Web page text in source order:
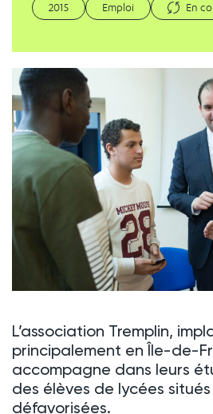
2015 Emploi En
L’association Tremplin,
principalement en Île-de-
accompagne dans leurs
des élèves de lycées situés
défavorisées.